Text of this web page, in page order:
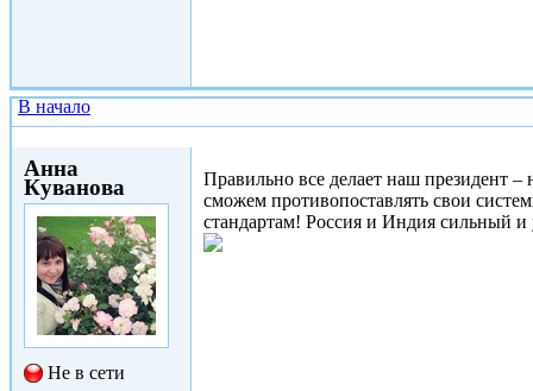
В начало
Анна
Куванова
Не в сети
Правильно все делает наш президент
сможем противопоставлять свои
стандартам! Россия и Индия сильный